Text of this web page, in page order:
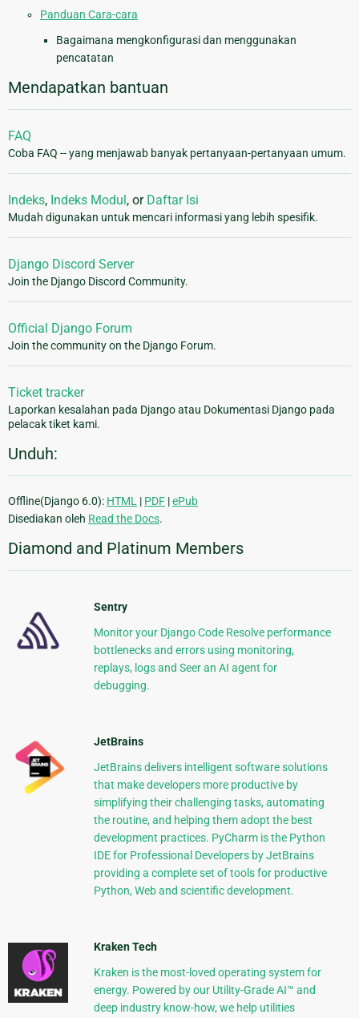
Panduan Cara-cara
Bagaimana mengkonfigurasi dan menggunakan
pencatatan
Mendapatkan bantuan
FAQ
Coba FAQ -- yang menjawab banyak pertanyaan-pertanyaan umum.
Indeks, Indeks Modul, or Daftar Isi
Mudah digunakan untuk mencari informasi yang lebih spesifik.
Django Discord Server
Join the Django Discord Community.
Official Django Forum
Join the community on the Django Forum.
Ticket tracker
Laporkan kesalahan pada Django atau Dokumentasi Django pada
pelacak tiket kami.
Unduh:
Offline(Django 6.0): HTML | PDF |ePub
Disediakan oleh Read the Docs.
Diamond and Platinum Members
Sentry
Monitor your Django Code Resolve performance
bottlenecks and errors using monitoring,
replays, logs and Seer an AI agent for
debugging.
JetBrains
JetBrains delivers intelligent software solutions
that make developers more productive by
simplifying their challenging tasks, automating
the routine, and helping them adopt the best
development practices. PyCharm is the Python
IDE for Professional Developers by JetBrains
providing a complete set of tools for productive
Python, Web and scientific development.
Kraken Tech
Kraken is the most-loved operating system for
energy. Powered by our Utility-Grade AI™ and
deep industry know-how, we help utilities